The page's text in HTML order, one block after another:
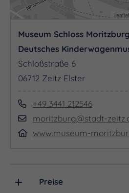
(Kinder von 3 bis 13 Jahren,
Schwerbeschädigte ab einem
Bundesfreiwilligendienstler,
Card Saale-Unstrut, Inhaber
Stadt Zeitz, der VGem
der Elsteraue)
Kombi-Ticket Museum & Park:
ermäßigt
Kindergruppe aus Schule,
Leaflet
Museum Schloss
Deutsches
Schloßstraße 6
06712 Zeitz Elster
+49 3441 212546
moritzburg@stadt-
www.museum-
Preise